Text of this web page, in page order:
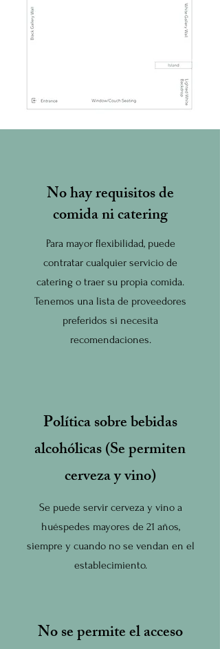
No hay requisitos de
comida ni catering
Para mayor flexibilidad, puede
contratar cualquier servicio de
catering o traer su propia comida.
Tenemos una lista de proveedores
preferidos si necesita
recomendaciones.
Política sobre bebidas
alcohólicas (Se permiten
cerveza y vino)
Se puede servir cerveza y vino a
huéspedes mayores de 21 años,
siempre y cuando no se vendan en el
establecimiento.
No se permite el acceso